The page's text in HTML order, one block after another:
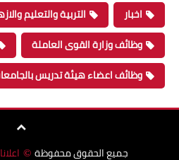
اخبار
التربية والتعليم
وظائف وزارة القوى العاملة
وظائف اعضاء هيئة تدريس
جميع الحقوق محفوظة ©